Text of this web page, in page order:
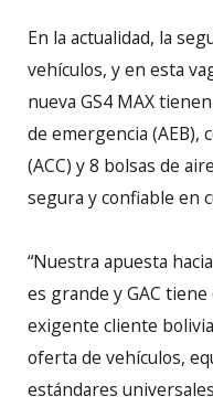
En la actualidad, la
vehículos, y en esta
nueva GS4 MAX
de emergencia (AEB),
(ACC) y 8 bolsas de
segura y confiable en
“Nuestra apuesta
es grande y GAC
exigente cliente
oferta de vehículos,
estándares